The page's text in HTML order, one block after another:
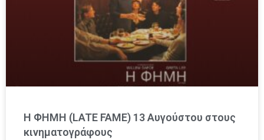
Η ΦΗΜΗ (LATE FAME) 13 Αυγούστου στους
κινηματογράφους